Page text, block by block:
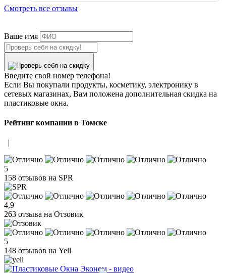
Смотреть все отзывы
Ваше имя
Введите свой номер телефона!
Если Вы покупали продукты, косметику, электронику в
сетевых магазинах, Вам положена дополнительная скидка на
пластиковые окна.
Рейтинг компании в Томске
|
5
158 отзывов на SPR
4,9
263 отзыва на Отзовик
5
148 отзывов на Yell